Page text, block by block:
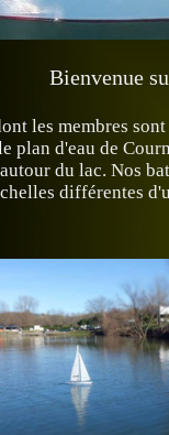
Bienvenue
les membres
plan d'eau de
du lac. Nos
différentes